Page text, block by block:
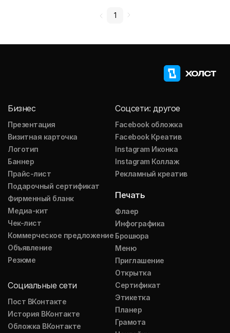
1
Бизнес
Презентация
Визитная карточка
Логотип
Баннер
Прайс-лист
Подарочный сертификат
Фирменный бланк
Медиа-кит
Чек-лист
Коммерческое предложение
Объявление
Резюме
Социальные сети
Пост ВКонтакте
История ВКонтакте
Обложка ВКонтакте
Соцсети: другое
Facebook обложка
Facebook Креатив
Instagram Иконка
Instagram Коллаж
Рекламный креатив
Печать
Флаер
Инфографика
Брошюра
Меню
Приглашение
Открытка
Сертификат
Этикетка
Планер
Грамота